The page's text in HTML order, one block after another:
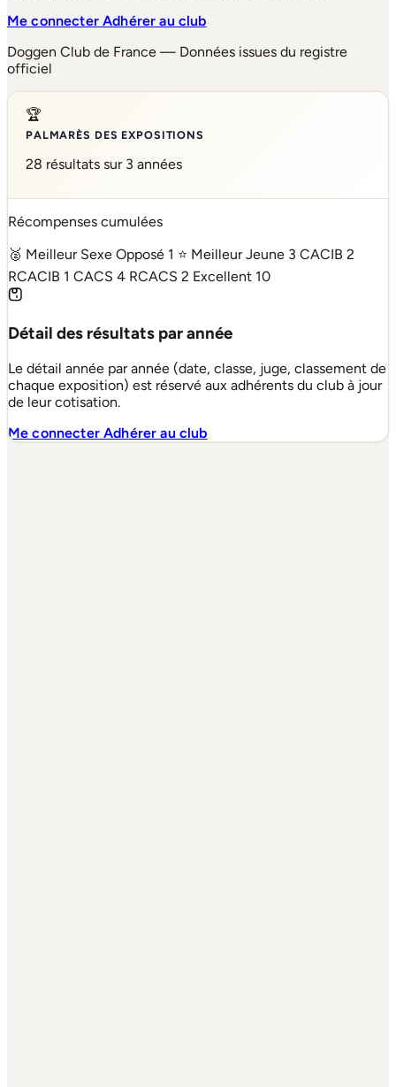
Me connecterAdhérer au club
Doggen Club de France — Données issues du registre
officiel
🏆
PALMARÈS DES EXPOSITIONS
28 résultats sur 3 années
Récompenses cumulées
🥈 Meilleur Sexe Opposé 1 ⭐ Meilleur Jeune 3 CACIB 2
RCACIB 1 CACS 4 RCACS 2 Excellent 10
Détail des résultats par année
Le détail année par année (date, classe, juge, classement de
chaque exposition) est réservé aux adhérents du club à jour
de leur cotisation.
Me connecterAdhérer au club